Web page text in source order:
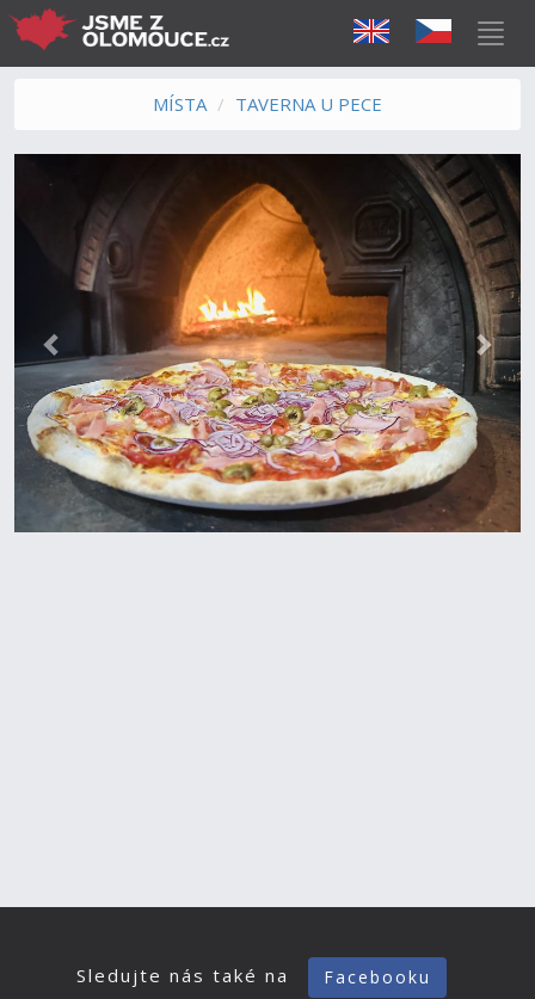
MÍSTA TAVERNA U PECE
Další
Sledujte nás také na Facebooku